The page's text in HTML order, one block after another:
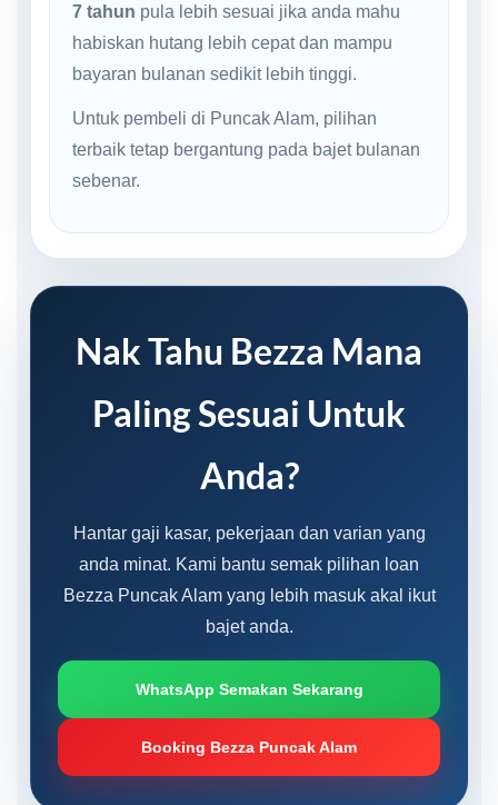
7 tahun pula lebih sesuai jika anda mahu
habiskan hutang lebih cepat dan mampu
bayaran bulanan sedikit lebih tinggi.
Untuk pembeli di Puncak Alam, pilihan
terbaik tetap bergantung pada bajet bulanan
sebenar.
Nak Tahu Bezza Mana
Paling Sesuai Untuk
Anda?
Hantar gaji kasar, pekerjaan dan varian yang
anda minat. Kami bantu semak pilihan loan
Bezza Puncak Alam yang lebih masuk akal ikut
bajet anda.
WhatsApp Semakan Sekarang
Booking Bezza Puncak Alam